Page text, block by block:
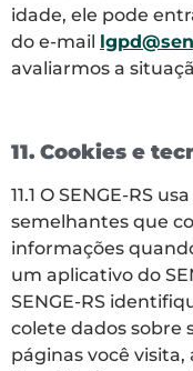
idade, ele pode
do e-mail
avaliarmos a
11. Cookies e
11.1 O SENGE-RS
semelhantes que
informações
um aplicativo do
SENGE-RS
colete dados sobre
páginas você visita,